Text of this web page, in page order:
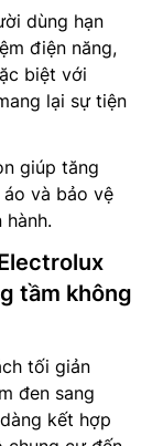
dùng hạn
điện năng,
biệt với
lại sự tiện
giúp tăng
và bảo vệ
tầm không
tối giản
đen sang
kết hợp